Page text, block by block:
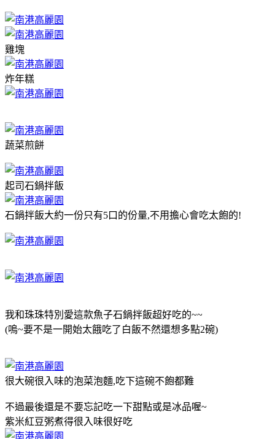
雞塊
炸年糕
蔬菜煎餅
起司石鍋拌飯
石鍋拌飯大約一份只有5口的份量,不用擔心會吃太飽的!
我和珠珠特別愛這款魚子石鍋拌飯超好吃的~~
(嗚~要不是一開始太餓吃了白飯不然還想多點2碗)
很大碗很入味的泡菜泡麵,吃下這碗不飽都難
不過最後還是不要忘記吃一下甜點或是冰品喔~
紫米紅豆粥煮得很入味很好吃